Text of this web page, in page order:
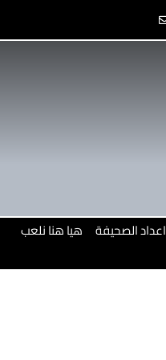
to
اعداد الصحيفة هيا هنا نلعب